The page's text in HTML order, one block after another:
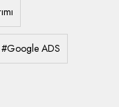
#Google ADS